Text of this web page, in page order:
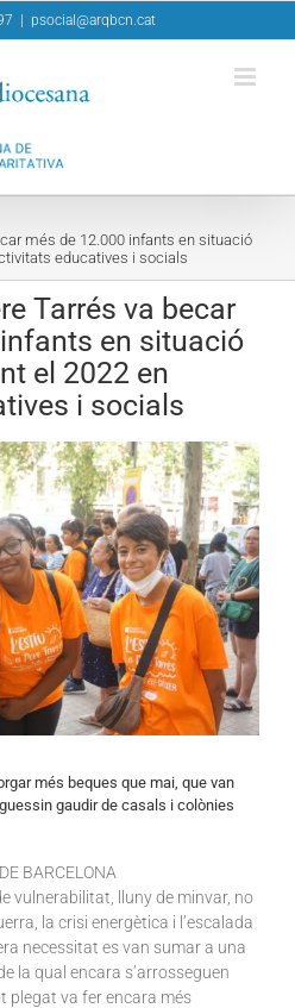
psocial@arqbcn.cat
més de 12.000 infants en situació
educatives i socials
Tarrés va becar
en situació
el 2022 en
i socials
més beques que mai, que van
gaudir de casals i colònies
BARCELONA
vulnerabilitat, lluny de minvar, no
la crisi energètica i l’escalada
necessitat es van sumar a una
la qual encara s’arrosseguen
plegat va fer encara més